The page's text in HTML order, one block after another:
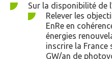
Sur la disponibilité de
Relever les
EnRe en
énergies
inscrire la France
GW/an de